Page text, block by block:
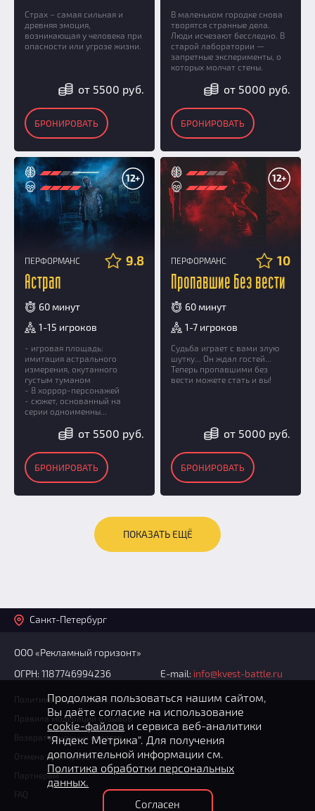
Страх – самая сильная и
древняя эмоция,
возникающая у человека при
опасности или угрозе жизни.
от 5500 руб.
БРОНИРОВАТЬ
В маленьком городке снова
творятся странные дела.
Люди исчезают бесследно. В
старой лаборатории —
запретные эксперименты, о
которых молчат стены.
от 5000 руб.
БРОНИРОВАТЬ
12+
ПЕРФОРМАНС 9.8
Астрал
60 минут
1-15 игроков
- игровая площадь:
имитация астрального
измерения, окутанного
густым туманом
- 8 хоррор-персонажей
- сюжет, основанный на
серии одноименны...
от 5500 руб.
БРОНИРОВАТЬ
12+
ПЕРФОРМАНС 10
Пропавшие без вести
60 минут
1-7 игроков
Судьба играет с вами злую
шутку... Он ждал гостей...
Теперь пропавшими без
вести можете стать и вы!
от 5000 руб.
БРОНИРОВАТЬ
ПОКАЗАТЬ ЕЩЁ
Санкт-Петербург
ООО «Рекламный горизонт»
ОГРН: 1187746994236
E-mail: info@kvest-battle.ru
Политика конфиденциальности
Правила модерации отзывов
Возврат денежных средств
Отмена бронирования
Партнерам
FAQ
Продолжая пользоваться нашим сайтом,
Вы даёте согласие на использование
cookie-файлови сервиса веб-аналитики
"Яндекс Метрика". Для получения
дополнительной информации см.
Политика обработки персональных
данных.
Согласен